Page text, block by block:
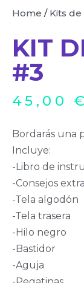
Home / Kits
KIT
#3
45,00€
Bordarás una
Incluye:
-Libro de
-Consejos extra
-Tela algodón
-Tela trasera
-Hilo negro
-Bastidor
-Aguja